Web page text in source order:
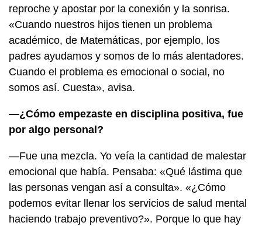
reproche y apostar por la conexión y la sonrisa.
«Cuando nuestros hijos tienen un problema
académico, de Matemáticas, por ejemplo, los
padres ayudamos y somos de lo más alentadores.
Cuando el problema es emocional o social, no
somos así. Cuesta», avisa.
—¿Cómo empezaste en disciplina positiva, fue
por algo personal?
—Fue una mezcla. Yo veía la cantidad de malestar
emocional que había. Pensaba: «Qué lástima que
las personas vengan así a consulta». «¿Cómo
podemos evitar llenar los servicios de salud mental
haciendo trabajo preventivo?». Porque lo que hay